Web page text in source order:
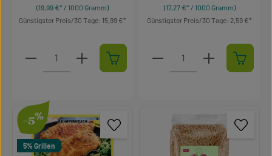
(19,99 €* / 1000 Gramm)
Günstigster Preis/30 Tage: 15,99 €
Produkt Anzahl: Gib den gewünschten Wert ein
(17,27 €* / 1000 Gramm)
Günstigster Preis/30 Tage: 2,59 €
Produkt Anzahl: Gib
-5%
5% Grillen